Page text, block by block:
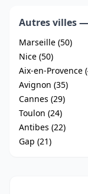
Autres villes —
Marseille (50)
Nice (50)
Aix-en-Provence
Avignon (35)
Cannes (29)
Toulon (24)
Antibes (22)
Gap (21)